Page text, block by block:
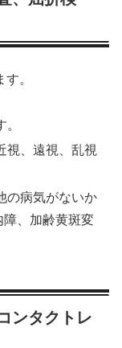
。
視、遠視、乱視
の病気がないか
障、加齢黄斑変
ンタクトレ